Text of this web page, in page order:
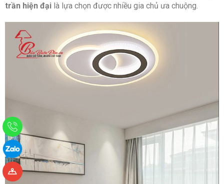
trần hiện đạilà lựa chọn được nhiều gia chủ ưa chuộng.